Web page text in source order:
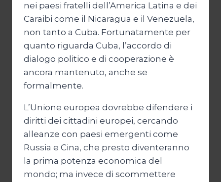
nei paesi fratelli dell’America Latina e dei
Caraibi come il Nicaragua e il Venezuela,
non tanto a Cuba. Fortunatamente per
quanto riguarda Cuba, l’accordo di
dialogo politico e di cooperazione è
ancora mantenuto, anche se
formalmente.
L’Unione europea dovrebbe difendere i
diritti dei cittadini europei, cercando
alleanze con paesi emergenti come
Russia e Cina, che presto diventeranno
la prima potenza economica del
mondo; ma invece di scommettere